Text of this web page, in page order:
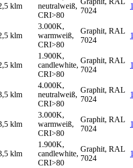
klm
neutralweiß,
CRI>80
7024
klm
3.000K,
warmweiß,
CRI>80
Graphit, RAL
7024
klm
1.900K,
candlewhite,
CRI>80
Graphit, RAL
7024
klm
4.000K,
neutralweiß,
CRI>80
Graphit, RAL
7024
klm
3.000K,
warmweiß,
CRI>80
Graphit, RAL
7024
klm
1.900K,
candlewhite,
CRI>80
Graphit, RAL
7024